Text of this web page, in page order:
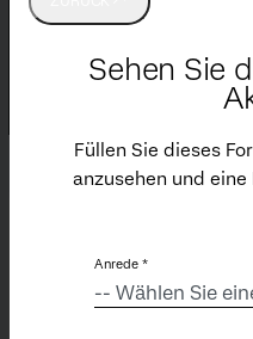
Sehen Sie
Füllen Sie dieses
anzusehen und
Anrede *
Support-Ticket
Customer Success